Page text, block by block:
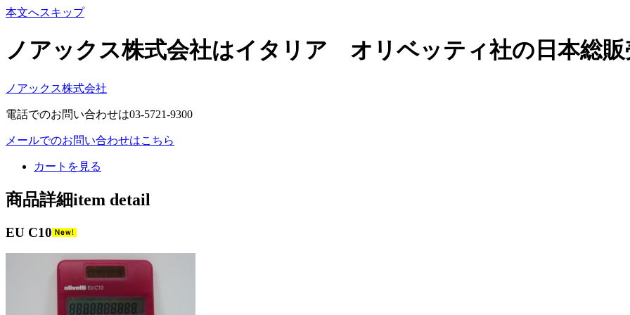
本文へスキップ
ノアックス株式会社はイタリア オリベッティ社の日本総販
ノアックス株式会社
電話でのお問い合わせは03-5721-9300
メールでのお問い合わせはこちら
カートを見る
商品詳細item detail
EU C10